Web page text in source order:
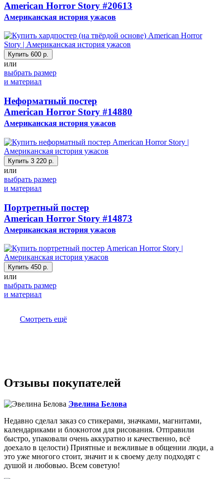
American Horror Story #20613
Американская история ужасов
Купить 600 р.
или
выбрать размер
и материал
Неформатный постер
American Horror Story #14880
Американская история ужасов
Купить 3 220 р.
или
выбрать размер
и материал
Портретный постер
American Horror Story #14873
Американская история ужасов
Купить 450 р.
или
выбрать размер
и материал
Смотреть ещё
Отзывы покупателей
Эвелина Белова
Недавно сделал заказ со стикерами, значками, магнитами,
календариками и блокнотом для рисования. Отправили
быстро, упаковали очень аккуратно и качественно, всё
доехало в целости) Приятные и вежливые в общении люди, а
это уже многого стоит, значит и к своему делу подходят с
душой и любовью. Всем советую!